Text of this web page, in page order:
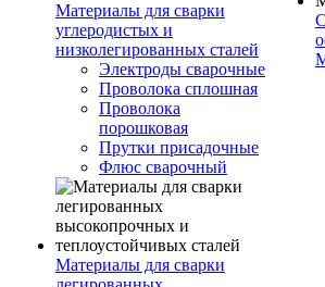
Материалы для сварки
углеродистых и
низколегированных сталей
Электроды сварочные
Проволока сплошная
Проволока
порошковая
Прутки присадочные
Флюс сварочный
Материалы для сварки